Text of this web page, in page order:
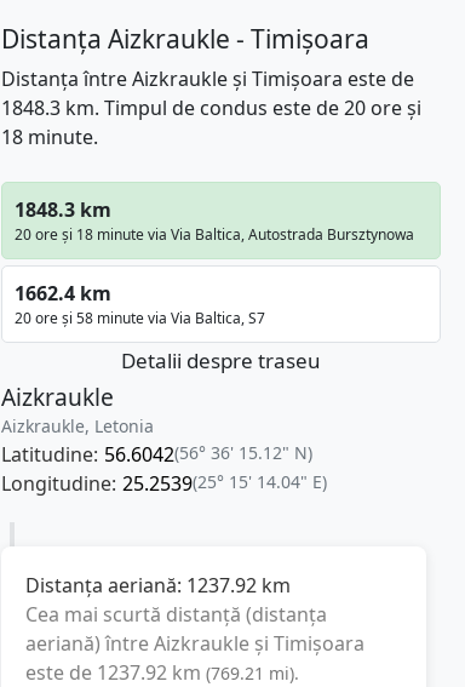
Distanța Aizkraukle - Timișoara
Distanța între Aizkraukle și Timișoara este de
1848.3 km. Timpul de condus este de 20 ore și
18 minute.
1848.3 km
20 ore și 18 minute via Via Baltica, Autostrada Bursztynowa
1662.4 km
20 ore și 58 minute via Via Baltica, S7
Detalii despre traseu
Aizkraukle
Aizkraukle, Letonia
Latitudine: 56.6042(56° 36' 15.12" N)
Longitudine: 25.2539(25° 15' 14.04" E)
Distanța aeriană: 1237.92 km
Cea mai scurtă distanță (distanța
aeriană) întreAizkraukleși Timișoara
este de 1237.92 km (769.21 mi).